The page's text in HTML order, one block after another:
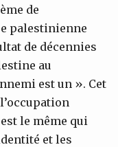
de
palestinienne
de décennies
au
est un ». Cet
le même qui
et les